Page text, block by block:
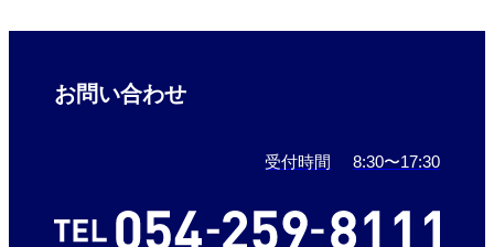
お問い合わせ
受付時間 8:30〜17:30